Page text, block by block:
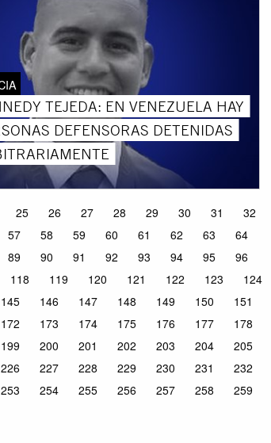
TEJEDA: EN VENEZUELA HAY
DEFENSORAS DETENIDAS
25 26 27 28 29 30 31
32
57 58 59 60 61 62 63
64
89 90 91 92 93 94 95
96
118 119 120 121 122 123
124
145 146 147 148 149 150
151
172 173 174 175 176 177
178
199 200 201 202 203 204
205
226 227 228 229 230 231
232
253 254 255 256 257 258
259